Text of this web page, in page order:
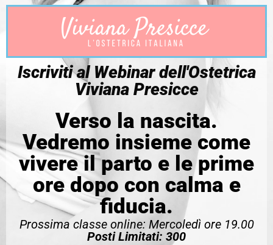
Iscriviti al Webinar dell'Ostetrica
Viviana Presicce
Verso la nascita.
Vedremo insieme come
vivere il parto e le prime
ore dopo con calma e
fiducia.
Prossima classe online: Mercoledì ore 19.00
Posti Limitati: 300